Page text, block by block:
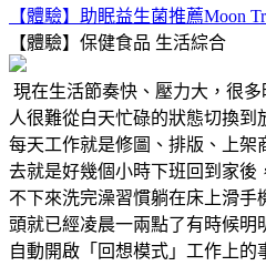
【體驗】助眠益生菌推薦Moon
【體驗】保健食品 生活綜合
現在生活節奏快、壓力大，很
人很難從白天忙碌的狀態切換到
每天工作就是修圖、排版、上架
去就是好幾個小時下班回到家後
不下來洗完澡習慣躺在床上滑
頭就已經凌晨一兩點了有時候
自動開啟「回想模式」工作上